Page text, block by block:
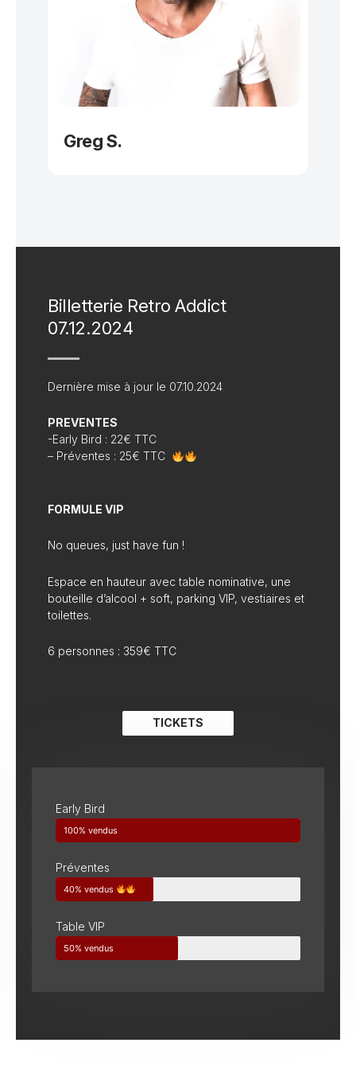
Greg S.
Billetterie Retro Addict
07.12.2024
Dernière mise à jour le 07.10.2024
PREVENTES
-Early Bird : 22€ TTC
– Préventes : 25€ TTC
FORMULE VIP
No queues, just have fun !
Espace en hauteur avec table nominative, une
bouteille d’alcool + soft, parking VIP, vestiaires et
toilettes.
6 personnes : 359€ TTC
TICKETS
Early Bird
100% vendus
Préventes
40% vendus
Table VIP
50% vendus